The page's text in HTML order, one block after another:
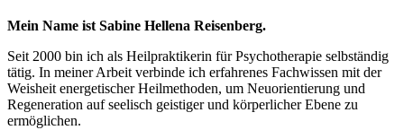
Mein Name ist Sabine Hellena Reisenberg.
Seit 2000 bin ich als Heilpraktikerin für Psychotherapie selbständig
tätig. In meiner Arbeit verbinde ich erfahrenes Fachwissen mit der
Weisheit energetischer Heilmethoden, um Neuorientierung und
Regeneration auf seelisch geistiger und körperlicher Ebene zu
ermöglichen.